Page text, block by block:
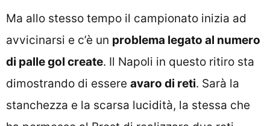
Ma allo stesso tempo il campionato inizia ad
avvicinarsi e c’è un problema legato al numero
di palle gol create. Il Napoli in questo ritiro sta
dimostrando di essere avaro di reti. Sarà la
stanchezza e la scarsa lucidità, la stessa che